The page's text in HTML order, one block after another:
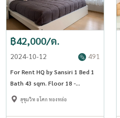
฿42,000/ด.
2024-10-12 491
For Rent HQ by Sansiri 1 Bed 1
Bath 43 sqm. Floor 18 -
OJ_168_HQ55
สุขุมวิท อโศก ทองหล่อ